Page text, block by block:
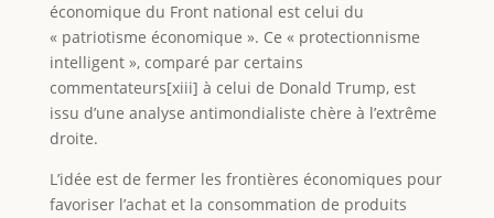
économique du Front national est celui du
« patriotisme économique ». Ce « protectionnisme
intelligent », comparé par certains
commentateurs[xiii] à celui de Donald Trump, est
issu d’une analyse antimondialiste chère à l’extrême
droite.
L’idée est de fermer les frontières économiques pour
favoriser l’achat et la consommation de produits